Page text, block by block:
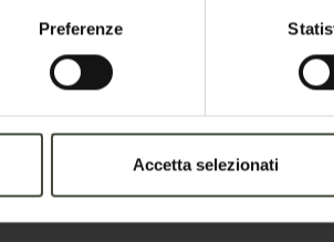
Preferenze
Accetta selezionati